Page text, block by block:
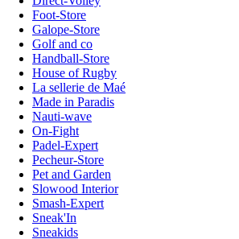
Foot-Store
Galope-Store
Golf and co
Handball-Store
House of Rugby
La sellerie de Maé
Made in Paradis
Nauti-wave
On-Fight
Padel-Expert
Pecheur-Store
Pet and Garden
Slowood Interior
Smash-Expert
Sneak'In
Sneakids